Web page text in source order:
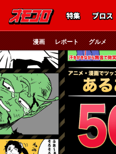
特集 ブロス
漫画 レポート グルメ